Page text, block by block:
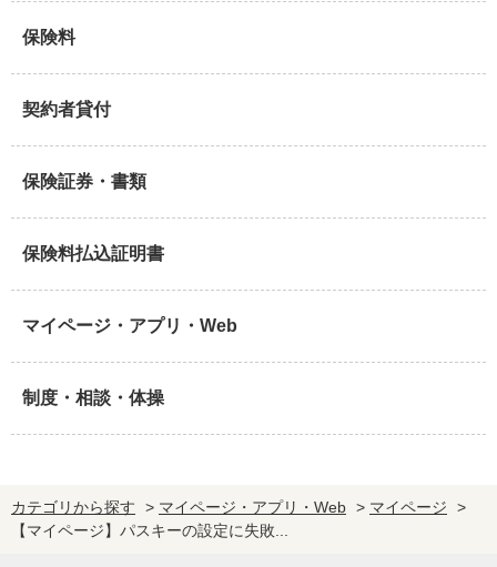
保険料
契約者貸付
保険証券・書類
保険料払込証明書
マイページ・アプリ・Web
制度・相談・体操
カテゴリから探す > マイページ・アプリ・Web > マイページ
>
【マイページ】パスキーの設定に失敗...